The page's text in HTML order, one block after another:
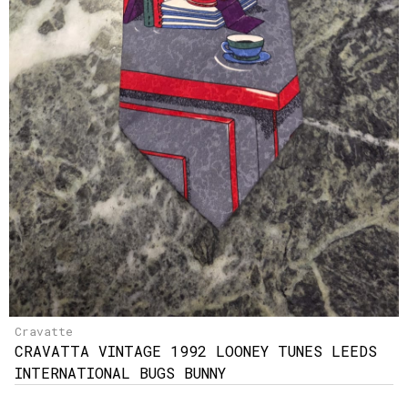
Cravatte
CRAVATTA VINTAGE 1992 LOONEY TUNES LEEDS
INTERNATIONAL BUGS BUNNY